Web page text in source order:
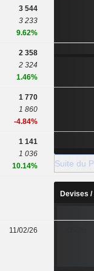
3 544
3 233
9.62%
2 358
2 324
1.46%
1 770
1 860
-4.84%
1 141
1 036
10.14%
11/02/26
Suite du
Devises /